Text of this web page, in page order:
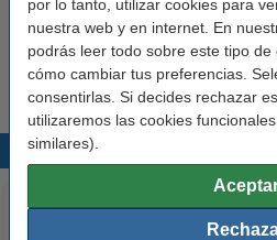
por lo tanto, utilizar cookies para
nuestra web y en internet. En
podrás leer todo sobre este tipo
cómo cambiar tus preferencias.
consentirlas. Si decides rechazar
utilizaremos las cookies
similares).